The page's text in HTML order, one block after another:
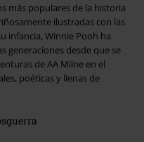
más populares de la historia
ilustradas con las
infancia, Winnie Pooh ha
generaciones desde que se
de AA Milne en el
poéticas y llenas de